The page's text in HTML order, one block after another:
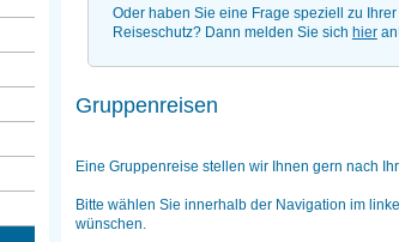
Oder haben Sie eine Frage speziell zu
Reiseschutz? Dann melden Sie sich hier
Gruppenreisen
Eine Gruppenreise stellen wir Ihnen gern nach
Bitte wählen Sie innerhalb der Navigation im
wünschen.